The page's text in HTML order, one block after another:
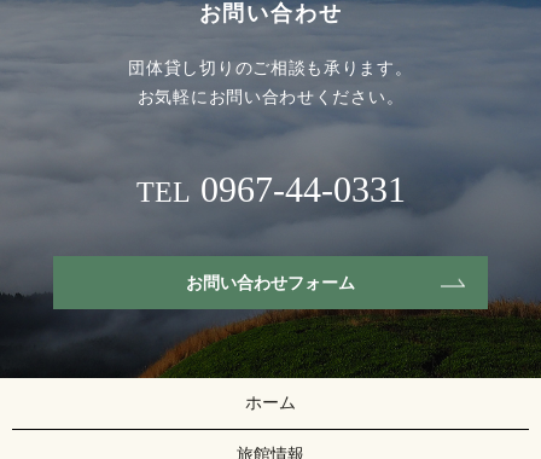
お問い合わせ
団体貸し切りのご相談も承ります。
お気軽にお問い合わせください。
TEL 0967-44-0331
お問い合わせフォーム
ホーム
旅館情報